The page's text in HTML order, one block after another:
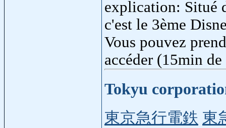
explication: Situé
c'est le 3ème
Vous pouvez
accéder (15min
Tokyu
東京急行電鉄 東